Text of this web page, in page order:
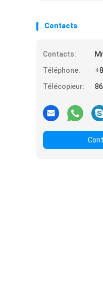
Contacts
Contacts:
Téléphone:
Télécopieur: